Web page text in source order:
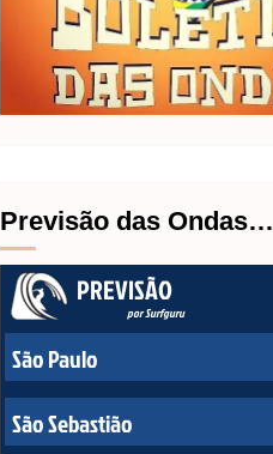
Previsão das Ondas…